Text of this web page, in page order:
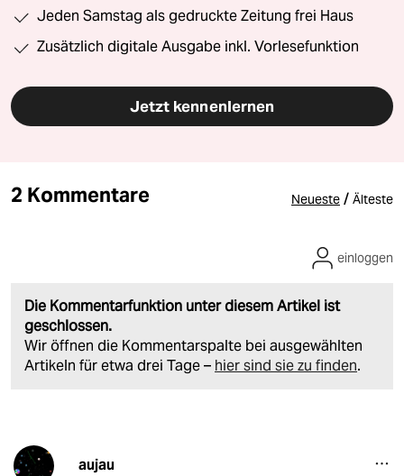
Jeden Samstag als gedruckte Zeitung frei Haus
Zusätzlich digitale Ausgabe inkl. Vorlesefunktion
Jetzt kennenlernen
2 Kommentare Neueste / Älteste
Die Kommentarfunktion unter diesem Artikel ist
geschlossen.
Wir öffnen die Kommentarspalte bei ausgewählten
Artikeln für etwa drei Tage – hier sind sie zu finden.
einloggen
aujau